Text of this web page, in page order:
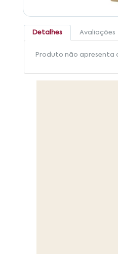
Detalhes Avaliações
Produto não apresenta